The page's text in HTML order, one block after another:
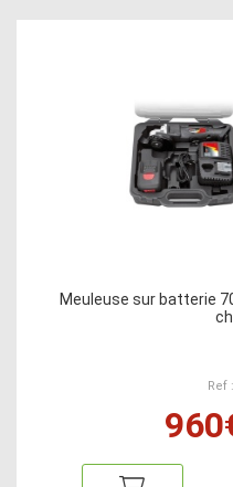
Meuleuse sur batterie
Ref